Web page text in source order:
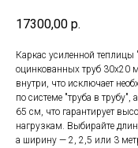
17300,00 р.
Каркас усиленной
оцинкованных труб 30х20
внутри, что исключает
по системе "труба в трубу",
65 см, что гарантирует
нагрузкам. Выбирайте
а ширину — 2, 2,5 или 3